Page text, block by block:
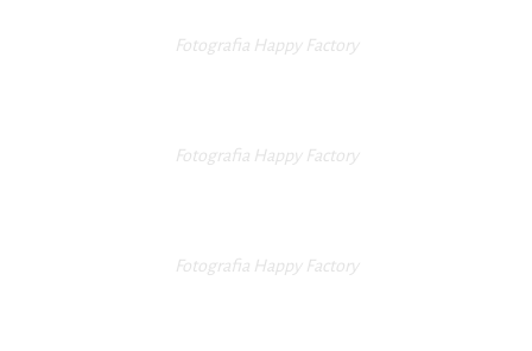
Fotografia Happy Factory
Fotografia Happy Factory
Fotografia Happy Factory